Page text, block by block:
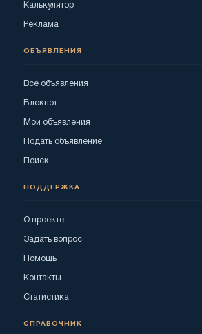
Калькулятор
Реклама
ОБЪЯВЛЕНИЯ
Все объявления
Блокнот
Мои объявления
Подать объявление
Поиск
ПОДДЕРЖКА
О проекте
Задать вопрос
Помощь
Контакты
Статистика
СПРАВОЧНИК